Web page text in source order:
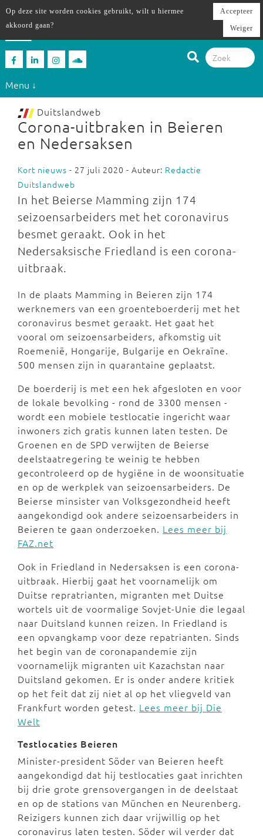
Menu ↓
Duitslandweb
Corona-uitbraken in Beieren
en Nedersaksen
Kort nieuws - 27 juli 2020 - Auteur: Redactie
Duitslandweb
In het Beierse Mamming zijn 174
seizoensarbeiders met het coronavirus
besmet geraakt. Ook in het
Nedersaksische Friedland is een corona-
uitbraak.
In de plaats Mamming in Beieren zijn 174
werknemers van een groenteboerderij met het
coronavirus besmet geraakt. Het gaat het
vooral om seizoensarbeiders, afkomstig uit
Roemenië, Hongarije, Bulgarije en Oekraïne.
500 mensen zijn in quarantaine geplaatst.
De boerderij is met een hek afgesloten en voor
de lokale bevolking - rond de 3300 mensen -
wordt een mobiele testlocatie ingericht waar
inwoners zich gratis kunnen laten testen. De
Groenen en de SPD verwijten de Beierse
deelstaatregering te weinig te hebben
gecontroleerd op de hygiëne in de woonsituatie
en op de werkplek van seizoensarbeiders. De
Beierse minsister van Volksgezondheid heeft
aangekondigd ook andere seizoensarbeiders in
Beieren te gaan onderzoeken. Lees meer bij
FAZ.net
Ook in Friedland in Nedersaksen is een corona-
uitbraak. Hierbij gaat het voornamelijk om
Duitse repratrianten, migranten met Duitse
wortels uit de voormalige Sovjet-Unie die legaal
naar Duitsland kunnen reizen. In Friedland is
een opvangkamp voor deze repatrianten. Sinds
het begin van de coronapandemie zijn
voornamelijk migranten uit Kazachstan naar
Duitsland gekomen. Er is onder andere kritiek
op het feit dat zij niet al op het vliegveld van
Frankfurt worden getest. Lees meer bij Die
Welt
Testlocaties Beieren
Minister-president Söder van Beieren heeft
aangekondigd dat hij testlocaties gaat inrichten
bij drie grote grensovergangen in de deelstaat
en op de stations van München en Neurenberg.
Reizigers kunnen zich daar vrijwillig op het
coronavirus laten testen. Söder wil verder dat
Op deze site worden cookies gebruikt, wilt u hiermee
akkoord gaan?
Accepteer
Weiger